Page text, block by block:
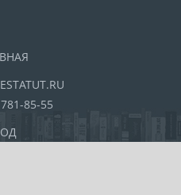
85-55